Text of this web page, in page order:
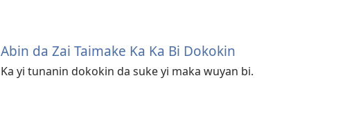
Abin da Zai Taimake Ka Ka Bi Dokokin
Ka yi tunanin dokokin da suke yi maka wuyan bi.